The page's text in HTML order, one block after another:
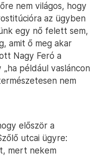
nem világos, hogy
az ügyben
egy nő felett sem,
amit ő meg akar
Nagy Feró a
például vasláncon
nem
először a
utcai ügyre:
mert nekem